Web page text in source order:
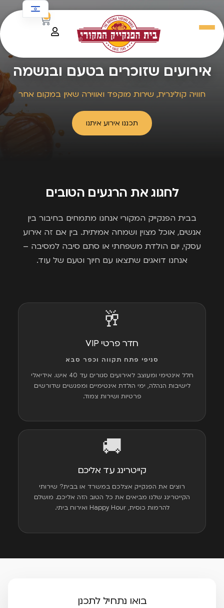
אירועים שזוכרים בטעם ובנשמה
חוויה קולינרית, שירות מוקפד ואווירה שאין במקום אחר
תכננו אירוע איתנו
לחגוג את הרגעים הטובים
בבית הפנקייק המקורי אנחנו מתמחים בחיבור בין
אנשים, אוכל מצוין ושמחה אמיתית. בין אם זה אירוע
עסקי, יום הולדת משפחתי או סתם סיבה למסיבה –
אנחנו דואגים שתצאו עם חיוך וטעם של עוד.
🥂
חדר פרטי VIP
סניפי פתח תקווה וכפר סבא
חלל אינטימי ומעוצב לאירועים סגורים עד 40 איש. אידיאלי
לישיבות הנהלה, ימי הולדת אינטימיים ומפגשים שדורשים
פרטיות ושירות צמוד.
🚚
קייטרינג עד אליכם
רוצים את הפנקייק אצלכם במשרד או בבית? שירותי
הקייטרינג שלנו מביאים את כל הטוב הזה אליכם. מושלם
להרמות כוסית, Happy Hour ואירוח ביתי.
בואו נתחיל לתכנן